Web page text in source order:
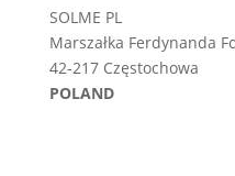
SOLME PL
Marszałka Ferdynanda
42-217 Częstochowa
POLAND